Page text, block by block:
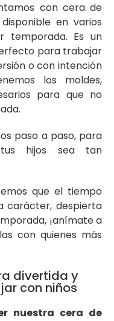
con cera de
en varios
temporada. Es un
para trabajar
o con intención
los moldes,
para que no
paso a paso, para
hijos sea tan
que el tiempo
carácter, despierta
¡anímate a
con quienes más
divertida y
con niños
nuestra cera de